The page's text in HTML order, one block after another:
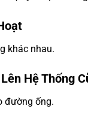
khác nhau.
Hệ Thống
đường ống.